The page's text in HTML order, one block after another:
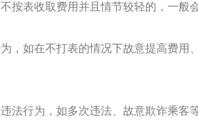
按表收取费用并且情节较轻的，一般
，如在不打表的情况下故意提高费用
法行为，如多次违法、故意欺诈乘客